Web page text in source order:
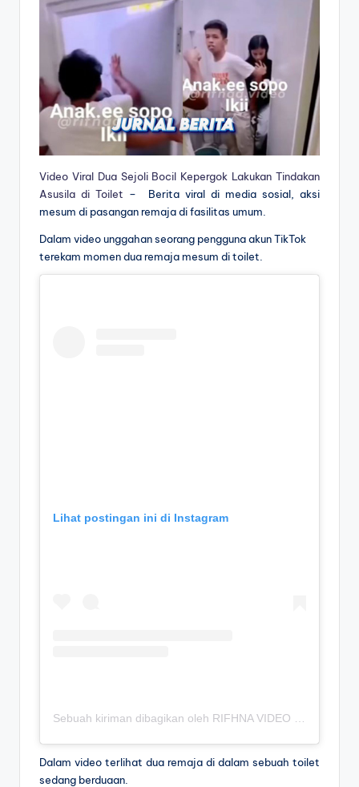
Video Viral Dua Sejoli Bocil Kepergok Lakukan Tindakan
Asusila di Toilet – Berita viral di media sosial, aksi
mesum di pasangan remaja di fasilitas umum.
Dalam video unggahan seorang pengguna akun TikTok
terekam momen dua remaja mesum di toilet.
Lihat postingan ini di Instagram
Dalam video terlihat dua remaja di dalam sebuah toilet
sedang berduaan.